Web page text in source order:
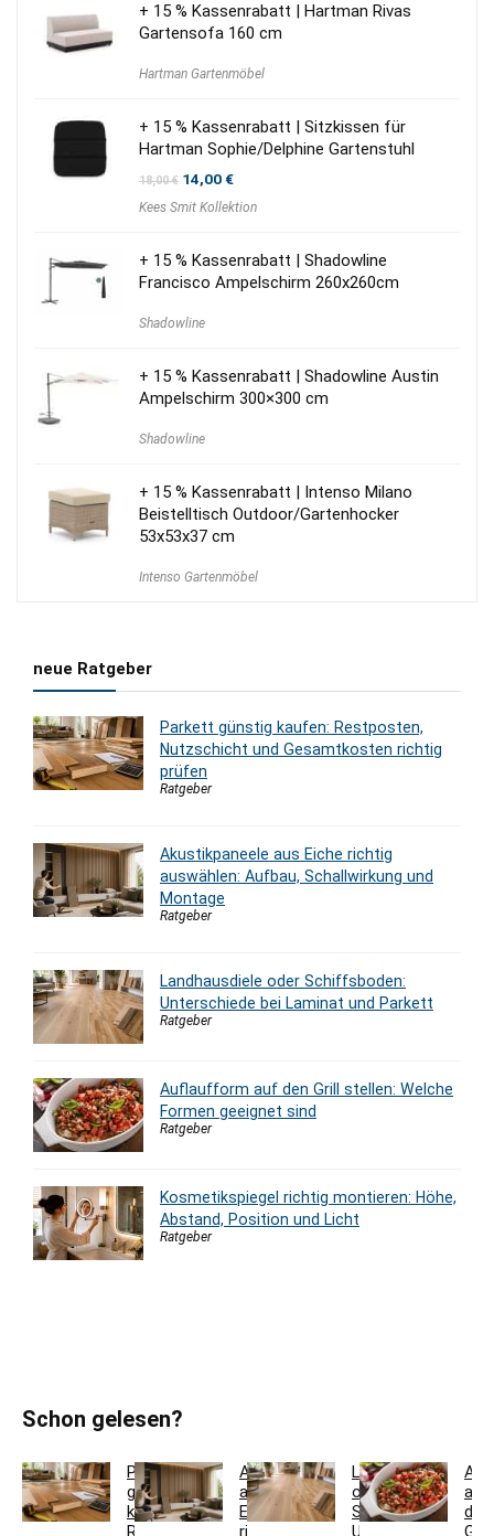
+ 15 % Kassenrabatt | Hartman Rivas
Gartensofa 160 cm
Hartman Gartenmöbel
+ 15 % Kassenrabatt | Sitzkissen für
Hartman Sophie/Delphine Gartenstuhl
18,00€ Ursprünglicher
war:
14,00€Aktueller
ist:
Kees Smit Kollektion
+ 15 % Kassenrabatt | Shadowline
Francisco Ampelschirm 260x260cm
Shadowline
+ 15 % Kassenrabatt | Shadowline Austin
Ampelschirm 300×300 cm
Shadowline
+ 15 % Kassenrabatt | Intenso Milano
Beistelltisch Outdoor/Gartenhocker
53x53x37 cm
Intenso Gartenmöbel
neue Ratgeber
Parkett günstig kaufen: Restposten,
Nutzschicht und Gesamtkosten richtig
prüfen
Ratgeber
Akustikpaneele aus Eiche richtig
auswählen: Aufbau, Schallwirkung und
Montage
Ratgeber
Landhausdiele oder Schiffsboden:
Unterschiede bei Laminat und Parkett
Ratgeber
Auflaufform auf den Grill stellen: Welche
Formen geeignet sind
Ratgeber
Kosmetikspiegel richtig montieren: Höhe,
Abstand, Position und Licht
Ratgeber
Schon gelesen?
Parkett
günstig
kaufen:
Restposten,
Akustikpaneele
aus
Eiche
richtig
Landhausdiele
oder
Schiffsboden:
Unterschiede
auf
den
Grill